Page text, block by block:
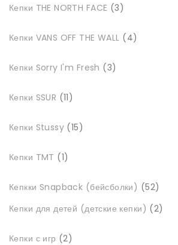
Кепки THE NORTH FACE 3товари
Кепки VANS OFF THE WALL 4товари
Кепки Sorry I'm Fresh 3товари
Кепки SSUR 11товарів
Кепки Stussy 15товарів
Кепки TMT 1товар
Кепкки Snapback (бейсболки) 52товари
Кепки для детей (детские кепки)
22
Кепки с игр
2